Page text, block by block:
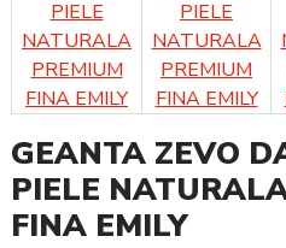
GEANTA ZEVO
PIELE
FINA EMILY